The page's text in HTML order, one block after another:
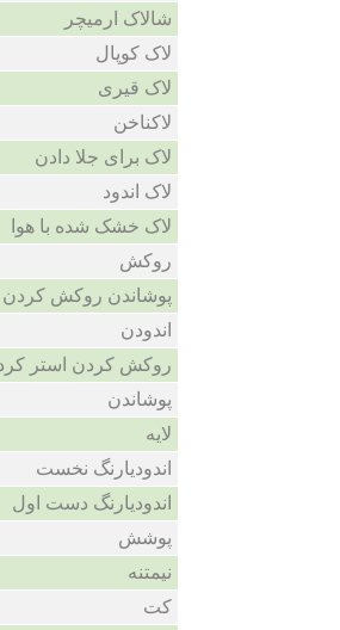
شالاک ارمیچر
لاک کوپال
لاک قیری
لاکناخن
لاک برای جلا دادن
لاک اندود
لاک خشک شده با هوا
روکش
پوشاندن روکش کردن
اندودن
روکش کردن استر
پوشاندن
لایه
اندودیارنگ نخست
اندودیارنگ دست اول
پوشش
نیمتنه
کت